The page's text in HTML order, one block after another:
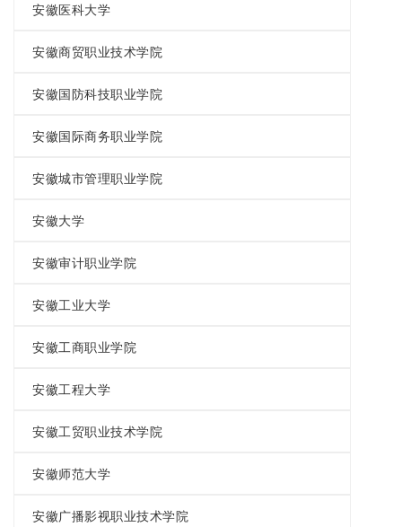
安徽医科大学
安徽商贸职业技术学院
安徽国防科技职业学院
安徽国际商务职业学院
安徽城市管理职业学院
安徽大学
安徽审计职业学院
安徽工业大学
安徽工商职业学院
安徽工程大学
安徽工贸职业技术学院
安徽师范大学
安徽广播影视职业技术学院